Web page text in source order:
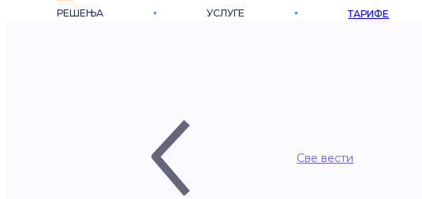
РЕШЕЊА УСЛУГЕ ТАРИФЕ
Све вести